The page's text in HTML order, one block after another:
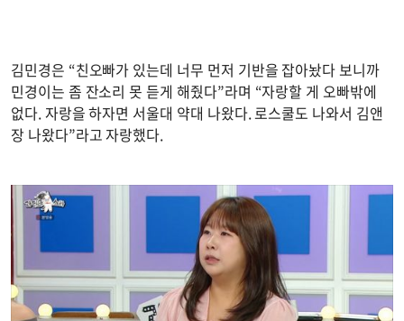
김민경은 “친오빠가 있는데 너무 먼저 기반을 잡아놨다 보니까
민경이는 좀 잔소리 못 듣게 해줬다”라며 “자랑할 게 오빠밖에
없다. 자랑을 하자면 서울대 약대 나왔다. 로스쿨도 나와서 김앤
장 나왔다”라고 자랑했다.